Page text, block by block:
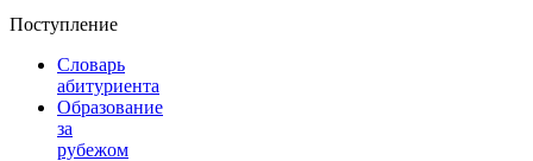
Поступление
Словарь
абитуриента
Образование
за
рубежом